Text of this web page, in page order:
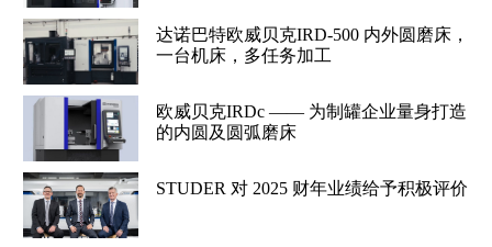
达诺巴特欧威贝克IRD-500 内外圆磨床，
一台机床，多任务加工
欧威贝克IRDc —— 为制罐企业量身打造
的内圆及圆弧磨床
STUDER 对 2025 财年业绩给予积极评价